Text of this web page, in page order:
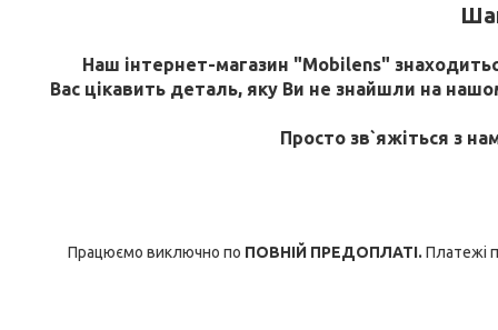
Наш інтернет-магазин "Mobilens"
Вас цікавить деталь, яку Ви не знайшли на
Просто зв`яжіться з
Працюємо виключно по ПОВНІЙ ПРЕДОПЛАТІ. Платежі